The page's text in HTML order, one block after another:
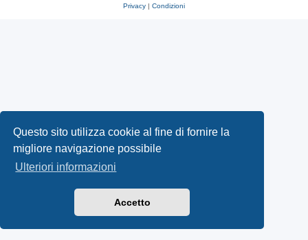
Questo sito utilizza cookie al fine di fornire la
migliore navigazione possibile
Ulteriori informazioni
Accetto
Privacy | Condizioni